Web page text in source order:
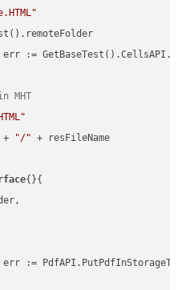
:=
MHT
+
"/" + resFileName
{}{